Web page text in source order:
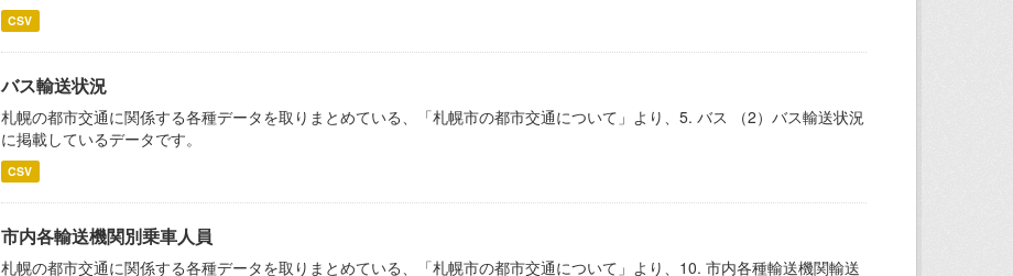
CSV
バス輸送状況
札幌の都市交通に関係する各種データを取りまとめている、「札幌市の都市交通について」より、5. バス （2）バス輸送状況
に掲載しているデータです。
CSV
市内各輸送機関別乗車人員
札幌の都市交通に関係する各種データを取りまとめている、「札幌市の都市交通について」より、10. 市内各種輸送機関輸送